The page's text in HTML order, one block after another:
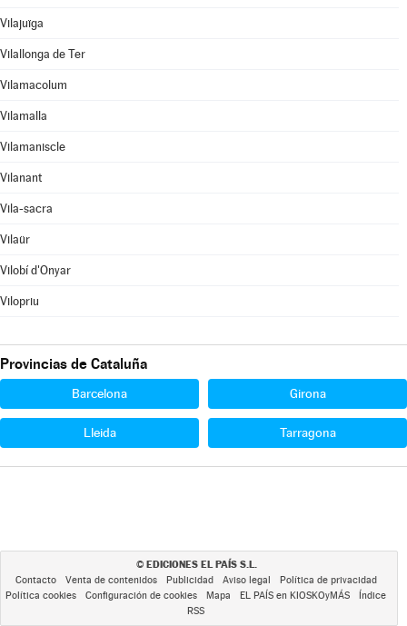
Vilajuïga
Vilallonga de Ter
Vilamacolum
Vilamalla
Vilamaniscle
Vilanant
Vila-sacra
Vilaür
Vilobí d'Onyar
Vilopriu
Provincias de Cataluña
Barcelona Girona
Lleida Tarragona
© EDICIONES EL PAÍS S.L.
Contacto Venta de contenidos Publicidad Aviso legal
Política de privacidad
Política cookies
Configuración de cookies Mapa EL PAÍS en KIOSKOyMÁS
Índice
RSS